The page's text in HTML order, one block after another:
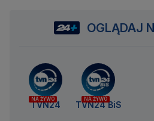
OGLĄDAJ
NA ŻYWO
TVN24
NA ŻYWO
TVN24 BiS